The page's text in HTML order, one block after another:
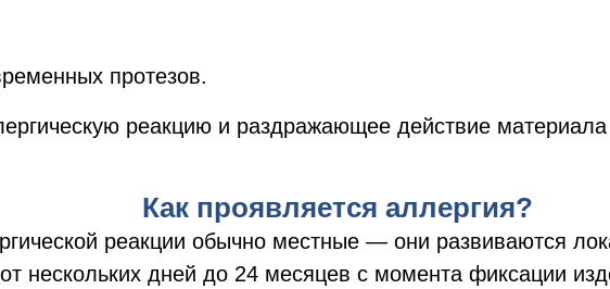
протезов.
реакцию и раздражающее действие
Как проявляется аллергия?
реакции обычно местные — они развиваются
нескольких дней до 24 месяцев с момента фиксации